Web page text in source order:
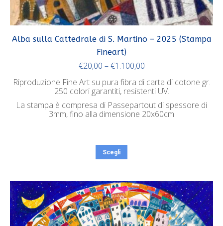
Alba sulla Cattedrale di S. Martino – 2025 (Stampa
Fineart)
€20,00 –€1.100,00
Riproduzione Fine Art su pura fibra di carta di cotone gr.
250 colori garantiti, resistenti UV.
La stampa è compresa di Passepartout di spessore di
3mm, fino alla dimensione 20x60cm
Scegli